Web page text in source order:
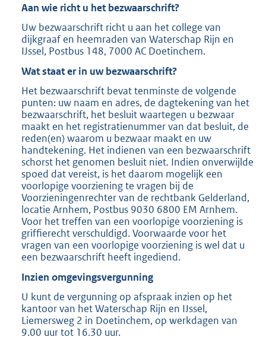
Aan wie richt u het bezwaarschrift?
Uw bezwaarschrift richt u aan het college van
dijkgraaf en heemraden van Waterschap Rijn en
IJssel, Postbus 148, 7000 AC Doetinchem.
Wat staat er in uw bezwaarschrift?
Het bezwaarschrift bevat tenminste de volgende
punten: uw naam en adres, de dagtekening van het
bezwaarschrift, het besluit waartegen u bezwaar
maakt en het registratienummer van dat besluit, de
reden(en) waarom u bezwaar maakt en uw
handtekening. Het indienen van een bezwaarschrift
schorst het genomen besluit niet. Indien onverwijlde
spoed dat vereist, is het daarom mogelijk een
voorlopige voorziening te vragen bij de
Voorzieningenrechter van de rechtbank Gelderland,
locatie Arnhem, Postbus 9030 6800 EM Arnhem.
Voor het treffen van een voorlopige voorziening is
griffierecht verschuldigd. Voorwaarde voor het
vragen van een voorlopige voorziening is wel dat u
een bezwaarschrift heeft ingediend.
Inzien omgevingsvergunning
U kunt de vergunning op afspraak inzien op het
kantoor van het Waterschap Rijn en IJssel,
Liemersweg 2 in Doetinchem, op werkdagen van
9.00 uur tot 16.30 uur.